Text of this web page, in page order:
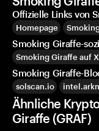
Offizielle Links von
Homepage
Smoking Giraffe-
Smoking Giraffe auf
Smoking Giraffe-
solscan.io
Ähnliche
Giraffe (GRAF)